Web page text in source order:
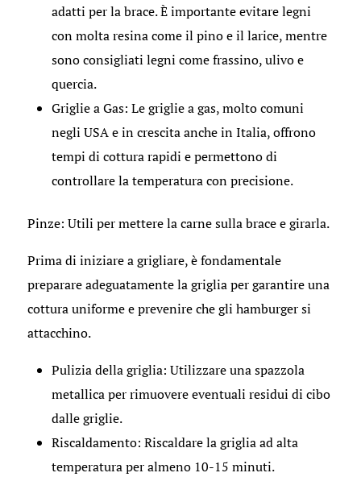
adatti per la brace. È importante evitare legni
con molta resina come il pino e il larice, mentre
sono consigliati legni come frassino, ulivo e
quercia.
Griglie a Gas: Le griglie a gas, molto comuni
negli USA e in crescita anche in Italia, offrono
tempi di cottura rapidi e permettono di
controllare la temperatura con precisione.
Pinze: Utili per mettere la carne sulla brace e girarla.
Prima di iniziare a grigliare, è fondamentale
preparare adeguatamente la griglia per garantire una
cottura uniforme e prevenire che gli hamburger si
attacchino.
Pulizia della griglia: Utilizzare una spazzola
metallica per rimuovere eventuali residui di cibo
dalle griglie.
Riscaldamento: Riscaldare la griglia ad alta
temperatura per almeno 10-15 minuti.